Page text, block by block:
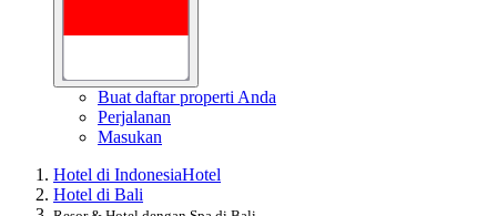
Buat daftar properti Anda
Perjalanan
Masukan
Hotel di IndonesiaHotel
Hotel di Bali